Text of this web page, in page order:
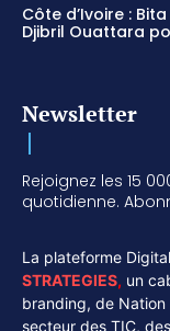
Côte d’Ivoire :
Djibril Ouattara
Newsletter
Rejoignez les 15
quotidienne.
La plateforme
STRATEGIES, un
branding, de
secteur des TIC,